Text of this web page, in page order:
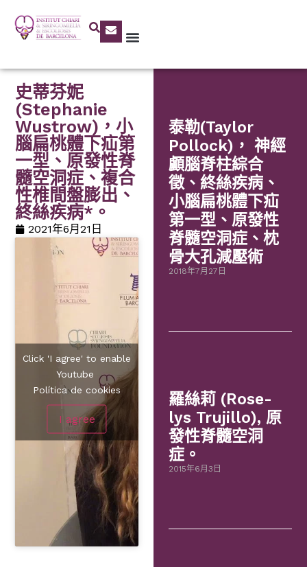
史蒂芬妮
(Stephanie
Wustrow)，小
腦扁桃體下疝第
一型、原發性脊
髓空洞症、複合
性椎間盤膨出、
終絲疾病*。
2021年6月21日
Click 'I agree' to enable
Youtube
Política de cookies
I agree
泰勒(Taylor
Pollock)， 神經
顱腦脊柱綜合
徵、終絲疾病、
小腦扁桃體下疝
第一型、原發性
脊髓空洞症、枕
骨大孔減壓術
2018年7月27日
羅絲莉 (Rose-
lys Trujillo), 原
發性脊髓空洞
症。
2015年6月3日